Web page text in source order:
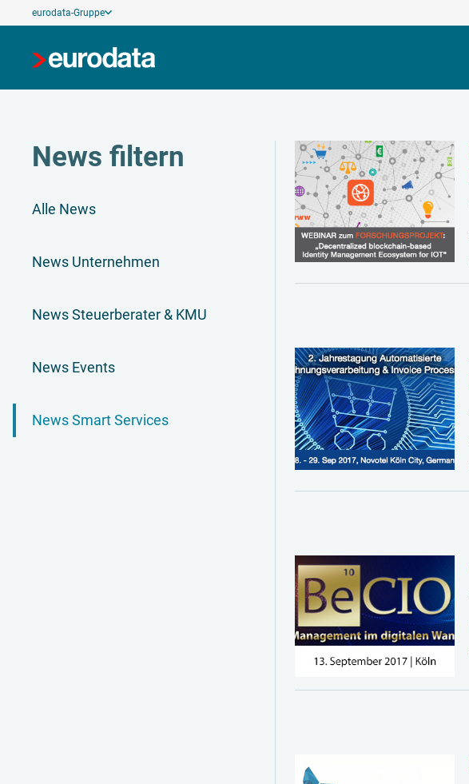
eurodata-Gruppe
News filtern
Alle News
News Unternehmen
News Steuerberater & KMU
News Events
News Smart Services